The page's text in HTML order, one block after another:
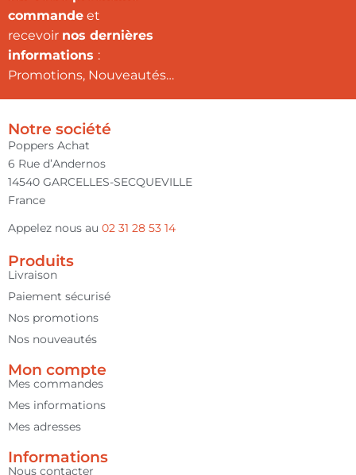
commande et
recevoir nos dernières
informations :
Promotions, Nouveautés…
Notre société
Poppers Achat
6 Rue d’Andernos
14540 GARCELLES-SECQUEVILLE
France
Appelez nous au 02 31 28 53 14
Produits
Livraison
Paiement sécurisé
Nos promotions
Nos nouveautés
Mon compte
Mes commandes
Mes informations
Mes adresses
Informations
Nous contacter